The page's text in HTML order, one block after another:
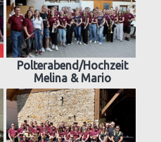
Polterabend/Hochzeit
Melina & Mario